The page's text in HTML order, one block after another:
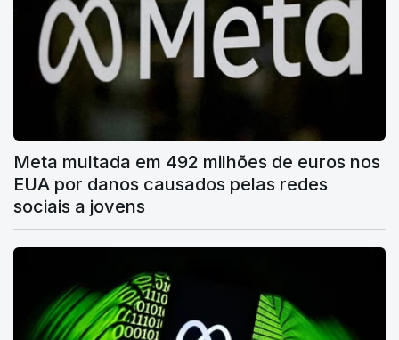
Meta multada em 492 milhões de euros nos
EUA por danos causados pelas redes
sociais a jovens